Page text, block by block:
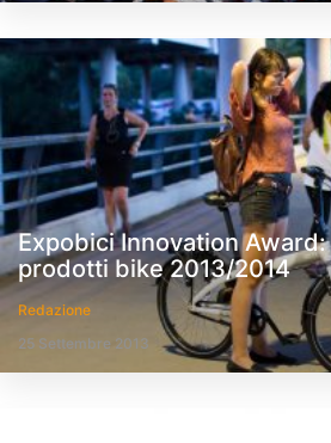
Expobici Innovation
prodotti bike 2013/2014
Redazione
25 Settembre 2013